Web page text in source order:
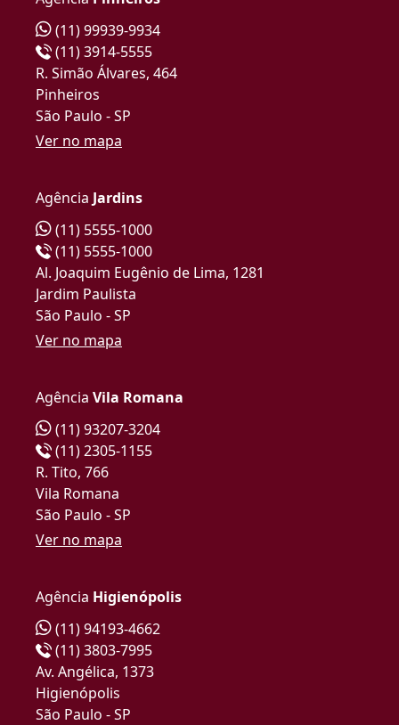
(11) 99939-9934
(11) 3914-5555
R. Simão Álvares, 464
Pinheiros
São Paulo - SP
Ver no mapa
Agência Jardins
(11) 5555-1000
(11) 5555-1000
Al. Joaquim Eugênio de Lima, 1281
Jardim Paulista
São Paulo - SP
Ver no mapa
Agência Vila Romana
(11) 93207-3204
(11) 2305-1155
R. Tito, 766
Vila Romana
São Paulo - SP
Ver no mapa
Agência Higienópolis
(11) 94193-4662
(11) 3803-7995
Av. Angélica, 1373
Higienópolis
São Paulo - SP